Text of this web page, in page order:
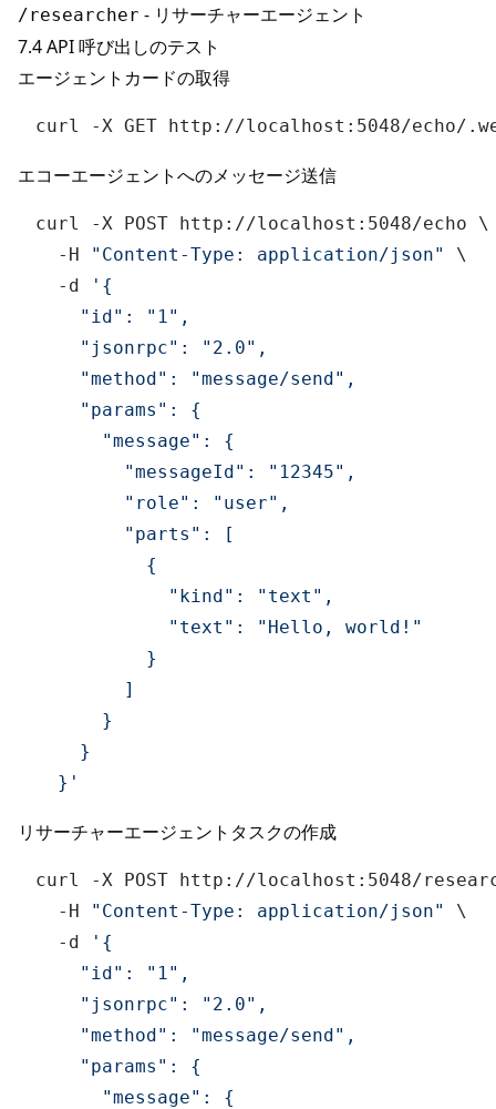
/researcher - リサーチャーエージェント
7.4 API 呼び出しのテスト
エージェントカードの取得
エコーエージェントへのメッセージ送信
curl -X POST http://localhost:5048/echo \
  -H
"Content-Type: application/json"
\
  -d
'{
    "id": "1",
    "jsonrpc": "2.0",
    "method": "message/send",
    "params": {
      "message": {
        "messageId": "12345",
        "role": "user",
        "parts": [
          {
            "kind": "text",
            "text": "Hello, world!"
          }
        ]
      }
    }
  }'
リサーチャーエージェントタスクの作成
curl -X POST http://localhost:5048/
  -H
"Content-Type: application/json"
\
  -d
'{
    "id": "1",
    "jsonrpc": "2.0",
    "method": "message/send",
    "params": {
      "message": {